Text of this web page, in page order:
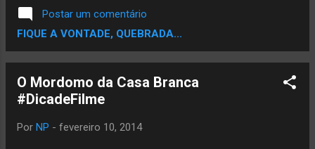
25 de dezembro de 2012 (Dia de Natal), na
América do Norte.5 6 Situado na era antes
da guerra do Deep South e Velho Oeste, o
que caminha por todo os Estados Unidos
com um caçador de recompensas (Waltz)
em uma missão para resgatar sua esposa
Postar um comentário
FIQUE A VONTADE, QUEBRADA...
O Mordomo da Casa Branca
#DicadeFilme
Por NP - fevereiro 10, 2014